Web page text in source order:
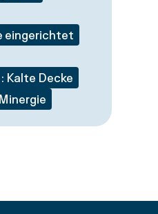
eingerichtet
Kalte Decke
Minergie